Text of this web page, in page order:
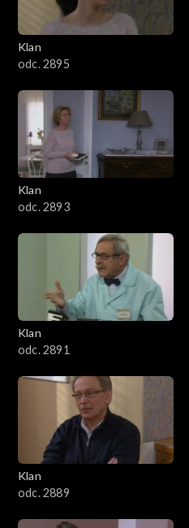
3801–3900
3701–3800
3601–3700
3501–3600
3401–3500
3101–3200
3001–3100
2901–3000
2801–2900
2701–2800
Klan
odc. 2895
Klan
odc. 2893
Klan
odc. 2891
Klan
odc. 2889